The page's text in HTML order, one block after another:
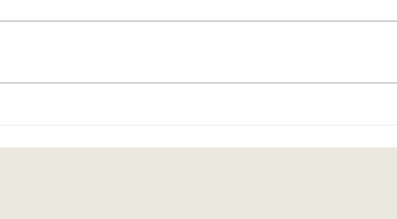
zelden van mening.